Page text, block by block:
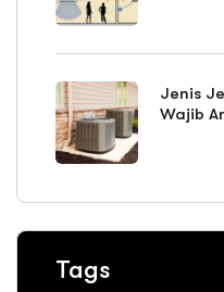
Jenis
Wajib
Tags